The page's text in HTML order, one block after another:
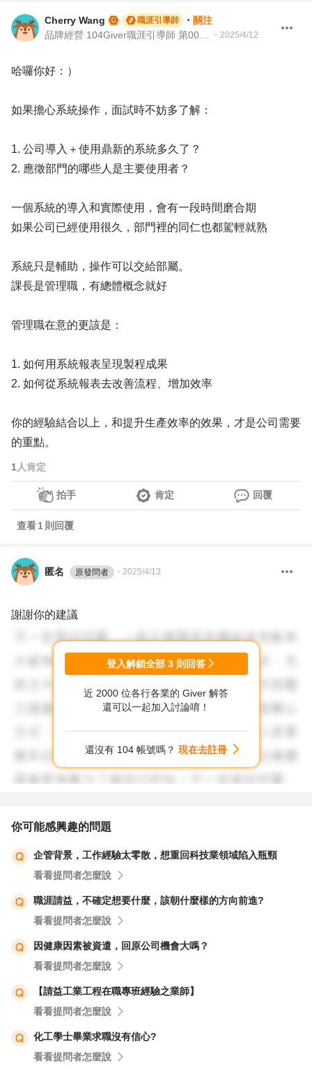
Cherry Wang 職涯引導師 ・ 關注
・ 2025/4/12
哈囉你好：）
如果擔心系統操作，面試時不妨多了解：
1. 公司導入＋使用鼎新的系統多久了？
2. 應徵部門的哪些人是主要使用者？
一個系統的導入和實際使用，會有一段時間磨合期
如果公司已經使用很久，部門裡的同仁也都駕輕就熟
系統只是輔助，操作可以交給部屬。
課長是管理職，有總體概念就好
管理職在意的更該是：
1. 如何用系統報表呈現製程成果
2. 如何從系統報表去改善流程、增加效率
你的經驗結合以上，和提升生產效率的效果，才是公司需要
的重點。
1 人肯定
拍手 肯定 回覆
查看1 則回覆
匿名 原發問者 ・ 2025/4/13
謝謝你的建議
登入解鎖全部 3 則回答
近 2000 位各行各業的 Giver 解答
還可以一起加入討論唷！
還沒有 104 帳號嗎？ 現在去註冊
你可能感興趣的問題
企管背景，工作經驗太零散，想重回科技業領域陷入瓶頸
看看提問者怎麼說
職涯請益，不確定想要什麼，該朝什麼樣的方向前進?
看看提問者怎麼說
因健康因素被資遣，回原公司機會大嗎？
看看提問者怎麼說
【請益工業工程在職專班經驗之業師】
看看提問者怎麼說
化工學士畢業求職沒有信心?
看看提問者怎麼說